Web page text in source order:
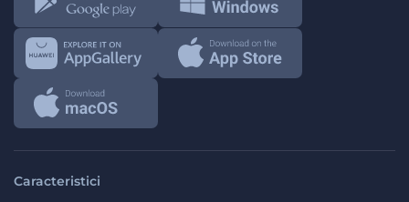
Caracteristici